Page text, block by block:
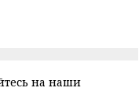
на наши